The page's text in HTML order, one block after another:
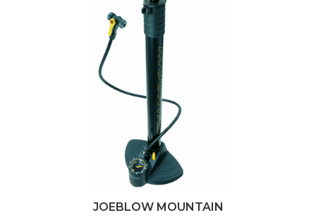
JOEBLOW MOUNTAIN